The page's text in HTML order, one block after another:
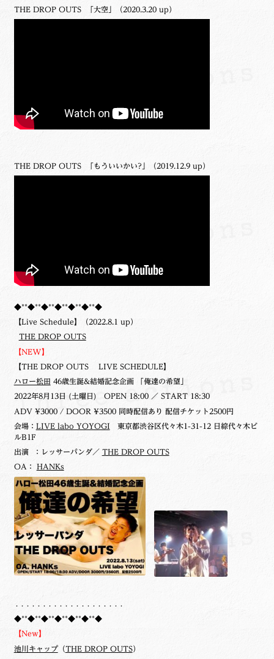
THE DROP OUTS 「大空」（2020.3.20 up）
THE DROP OUTS 「もういいかい?」（2019.12.9 up）
◆**◆**◆**◆**◆**◆**◆
【Live Schedule】（2022.8.1 up）
THE DROP OUTS
【NEW】
【THE DROP OUTS LIVE SCHEDULE】
ハロー松田 46歳生誕&結婚記念企画 「俺達の希望」
2022年8月13日 (土曜日) OPEN 18:00 ／ START 18:30
ADV ¥3000 / DOOR ¥3500 同時配信あり 配信チケット2500円
会場： LIVE labo YOYOGI 東京都渋谷区代々木1-31-12 日綜代々木ビ
ルB1F
出演 ：レッサーパンダ／ THE DROP OUTS
OA： HANKs
・・・・・・・・・・・・・・・・・・・・
◆**◆**◆**◆**◆**◆**◆
【New】
池川キャップ（THE DROP OUTS）